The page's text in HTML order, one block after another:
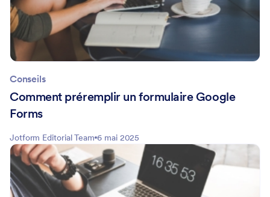
Conseils
Comment préremplir un formulaire Google
Forms
Jotform Editorial Team 6 mai 2025